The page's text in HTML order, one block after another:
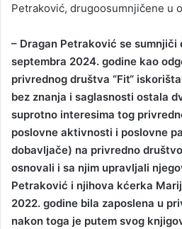
Petraković, drugoosumnjičene u
– Dragan Petraković se sumnjiči
septembra 2024. godine kao
privrednog društva “Fit“
bez znanja i saglasnosti ostala
suprotno interesima tog
poslovne aktivnosti i poslovne
dobavljače) na privredno društvo
osnovali i sa njim upravljali
Petraković i njihova kćerka
2022. godine bila zaposlena u
nakon toga je putem svog